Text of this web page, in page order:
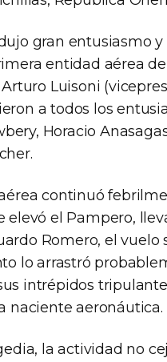
gran entusiasmo y
entidad aérea
Luisoni
a todos los
Horacio
continuó
elevó el Pampero,
Romero, el
lo arrastró
intrépidos
naciente aeronáutica.
la actividad no